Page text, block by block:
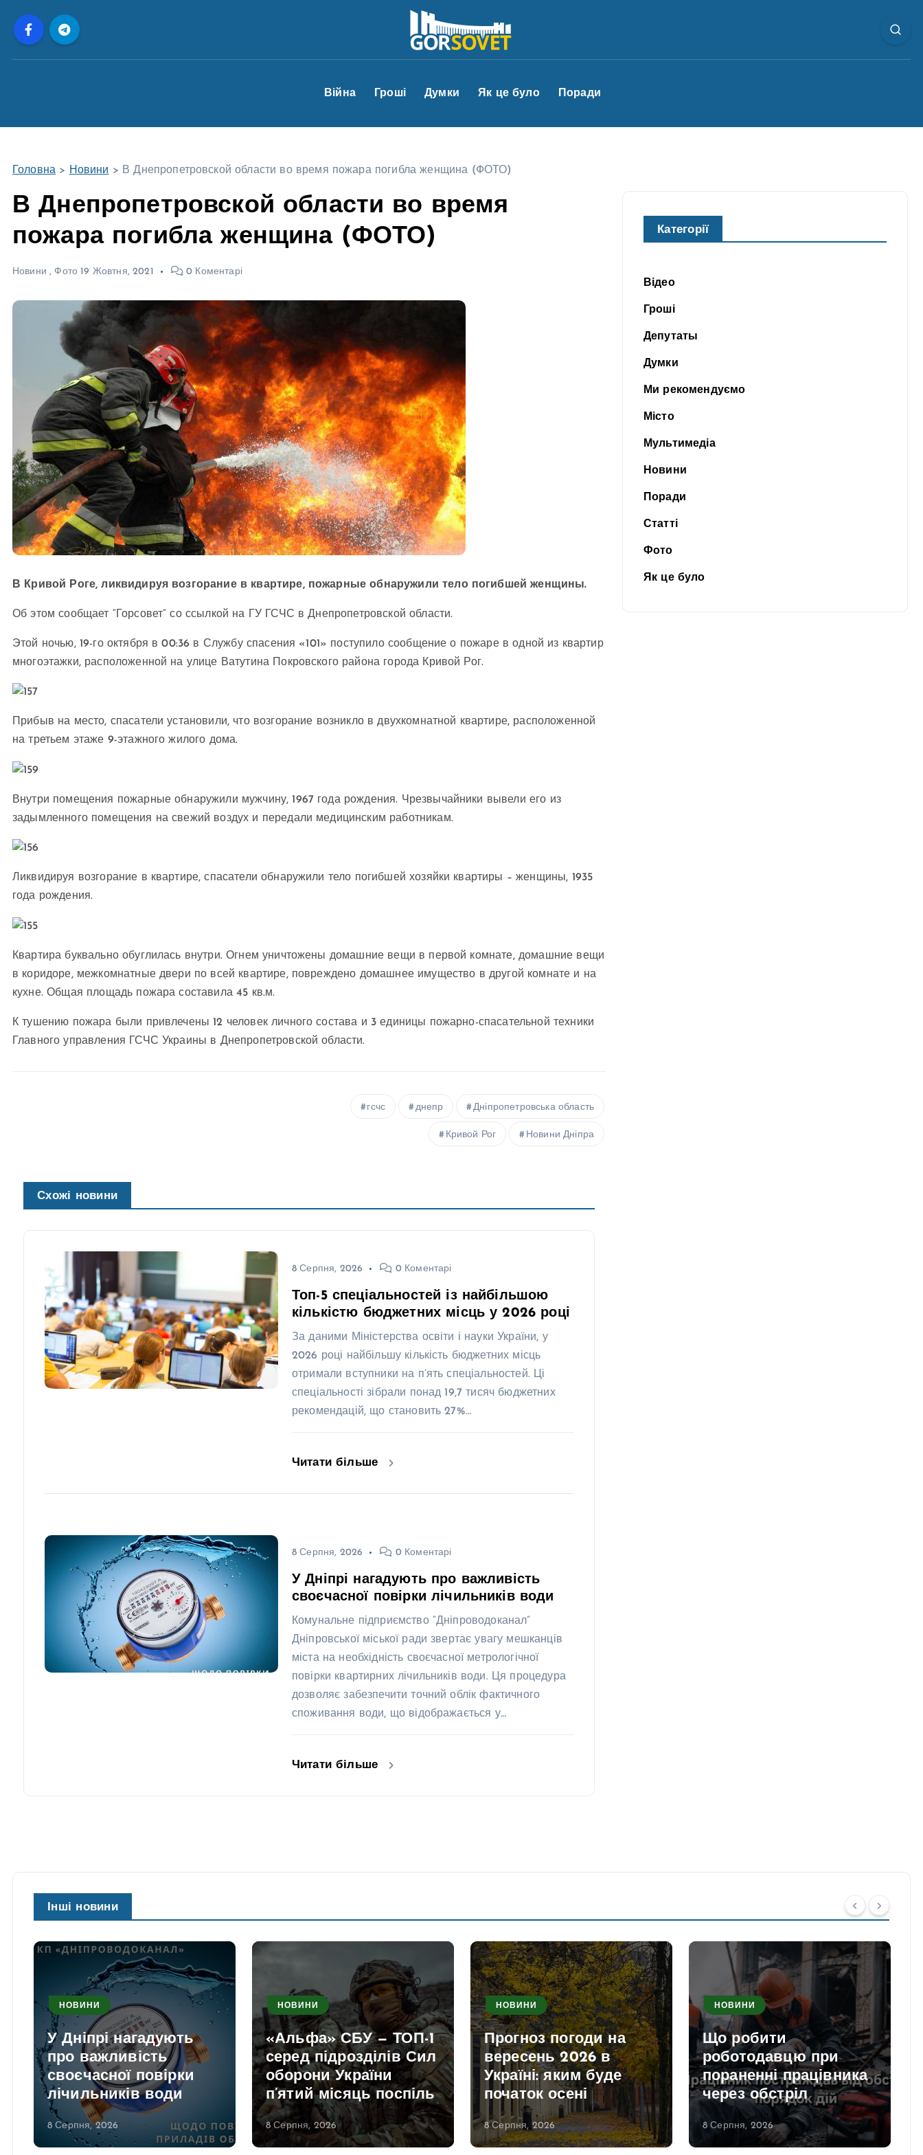
Війна Гроші Думки Як це було Поради
Головна > Новини > В Днепропетровской области во время пожара погибла женщина (ФОТО)
В Днепропетровской области во время
пожара погибла женщина (ФОТО)
Новини , Фото 19 Жовтня, 2021 0 Коментарі
В Кривой Роге, ликвидируя возгорание в квартире, пожарные обнаружили тело погибшей женщины.
Об этом сообщает “Горсовет” со ссылкой на ГУ ГСЧС в Днепропетровской области.
Этой ночью, 19-го октября в 00:36 в Службу спасения «101» поступило сообщение о пожаре в одной из квартир
многоэтажки, расположенной на улице Ватутина Покровского района города Кривой Рог.
Прибыв на место, спасатели установили, что возгорание возникло в двухкомнатной квартире, расположенной
на третьем этаже 9-этажного жилого дома.
Внутри помещения пожарные обнаружили мужчину, 1967 года рождения. Чрезвычайники вывели его из
задымленного помещения на свежий воздух и передали медицинским работникам.
Ликвидируя возгорание в квартире, спасатели обнаружили тело погибшей хозяйки квартиры – женщины, 1935
года рождения.
Квартира буквально обуглилась внутри. Огнем уничтожены домашние вещи в первой комнате, домашние вещи
в коридоре, межкомнатные двери по всей квартире, повреждено домашнее имущество в другой комнате и на
кухне. Общая площадь пожара составила 45 кв.м.
К тушению пожара были привлечены 12 человек личного состава и 3 единицы пожарно-спасательной техники
Главного управления ГСЧС Украины в Днепропетровской области.
гсчс днепр Дніпропетровська область
Кривой Рог Новини Дніпра
Схожі новини
8 Серпня, 2026 0 Коментарі
Топ-5 спеціальностей із найбільшою
кількістю бюджетних місць у 2026 році
За даними Міністерства освіти і науки України, у
2026 році найбільшу кількість бюджетних місць
отримали вступники на п’ять спеціальностей. Ці
спеціальності зібрали понад 19,7 тисяч бюджетних
рекомендацій, що становить 27%…
Читати більше
8 Серпня, 2026 0 Коментарі
У Дніпрі нагадують про важливість
своєчасної повірки лічильників води
Комунальне підприємство “Дніпроводоканал”
Дніпровської міської ради звертає увагу мешканців
міста на необхідність своєчасної метрологічної
повірки квартирних лічильників води. Ця процедура
дозволяє забезпечити точний облік фактичного
споживання води, що відображається у…
Читати більше
Категорії
Відео
Гроші
Депутаты
Думки
Ми рекомендуємо
Місто
Мультимедіа
Новини
Поради
Статті
Фото
Як це було
Інші новини
НОВИНИ
У Дніпрі нагадують
про важливість
своєчасної повірки
лічильників води
8 Серпня, 2026
НОВИНИ
«Альфа» СБУ — ТОП-1
серед підрозділів Сил
оборони України
п’ятий місяць поспіль
8 Серпня, 2026
НОВИНИ
Прогноз погоди на
вересень 2026 в
Україні: яким буде
початок осені
8 Серпня, 2026
НОВИНИ
Що робити
роботодавцю при
пораненні працівника
через обстріл
8 Серпня, 2026